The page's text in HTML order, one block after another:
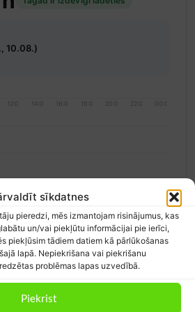
sīkdatnes
pieredzi, mēs izmantojam risinājumus, kas
un/vai piekļūtu informācijai pie ierīci,
piekļūsim tādiem datiem kā pārlūkošanas
lapā. Nepiekrišana vai piekrišanu
problēmas lapas uzvedībā.
Piekrist
10.08.)
12:00 14:00 16:00 18:00 20:00 22:00 00:00
Vidēji (5–10 c/kWh) Dārgi (> 10 c/kWh)
dienas vairumtirdzniecības cena bez
Avots: Nord Pool / Elering